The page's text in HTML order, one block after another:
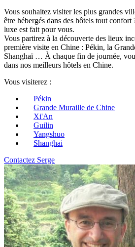
Vous souhaitez visiter les plus grandes
être hébergés dans des hôtels tout
luxe est fait pour vous.
Vous partirez à la découverte des lieux
première visite en Chine : Pékin, la
Shanghaï … À chaque fin de journée,
dans nos meilleurs hôtels en Chine.
Vous visiterez :
Pékin
Grande Muraille de Chine
Xi'An
Guilin
Yangshuo
Shanghai
Contactez Serge